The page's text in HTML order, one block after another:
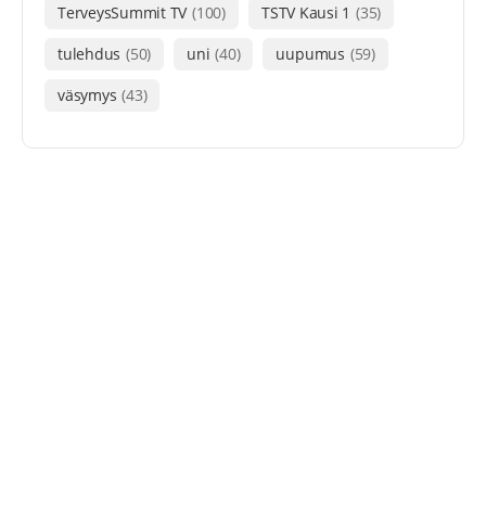
TerveysSummit TV (100) TSTV Kausi 1 (35)
tulehdus (50) uni (40) uupumus (59)
väsymys (43)